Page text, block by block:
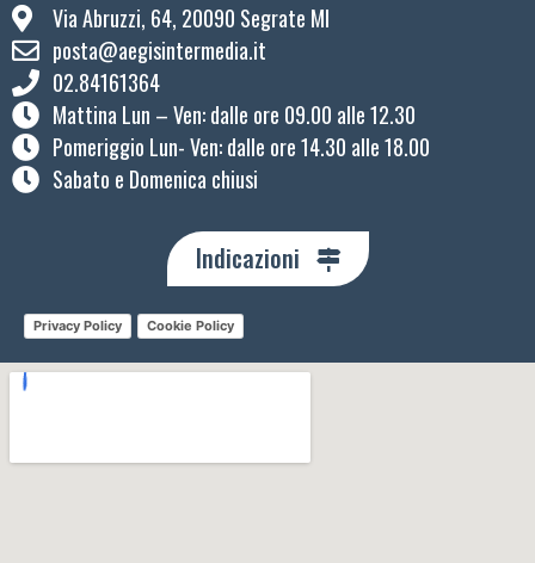
Via Abruzzi, 64, 20090 Segrate MI
posta@aegisintermedia.it
02.84161364
Mattina Lun – Ven: ​dalle ore 09.00 alle 12.30
Pomeriggio Lun- Ven: dalle ore 14.30 alle 18.00
Sabato e Domenica chiusi
Indicazioni
Privacy Policy Cookie Policy